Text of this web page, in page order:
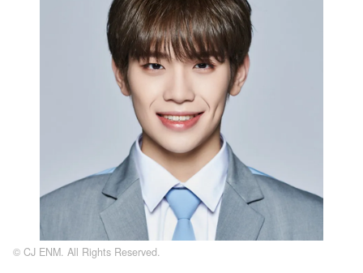
© CJ ENM. All Rights Reserved.